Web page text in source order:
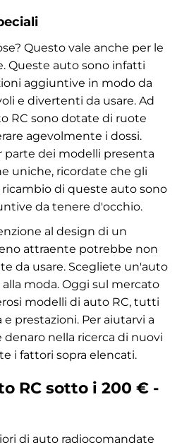
Questo vale anche per le
Queste auto sono infatti
aggiuntive in modo da
e divertenti da usare. Ad
RC sono dotate di ruote
agevolmente i dossi.
parte dei modelli presenta
uniche, ricordate che gli
ricambio di queste auto sono
da tenere d'occhio.
al design di un
attraente potrebbe non
da usare. Scegliete un'auto
moda. Oggi sul mercato
modelli di auto RC, tutti
prestazioni. Per aiutarvi a
nella ricerca di nuovi
i fattori sopra elencati.
RC sotto i 200 € -
di auto radiocomandate